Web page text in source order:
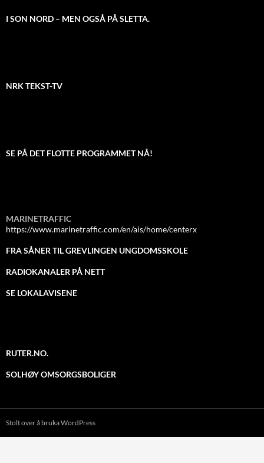
I SON NORD – MEN OGSÅ PÅ SLETTA.
NRK TEKST-TV
SE PÅ DET FLOTTE PROGRAMMET NÅ!
MARINETRAFFIC
https://www.marinetraffic.com/en/ais/home/centerx
FRA SÅNER TIL GREVLINGEN UNGDOMSSKOLE
RADIOKANALER PÅ NETT
SE LOKALAVISENE
RUTER.NO.
SOLHØY OMSORGSBOLIGER
Stolt over å bruka WordPress